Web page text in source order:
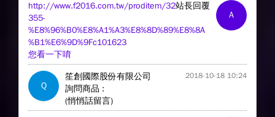
A
站長回覆
http://www.f2016.com.tw/proditem/32
355-
%E8%96%B0%E8%A1%A3%E8%8D%89%E8%8A
%B1%E6%9D%9Fc101623
您看一下唷
Q
笙創國際股份有限公司 2018-10-18 10:24
詢問商品 :
(悄悄話留言)